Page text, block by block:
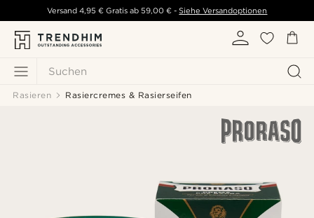
Suchen
Versand 4,95 € Gratis ab 59,00 € - Siehe Versandoptionen
Rasieren Rasiercremes & Rasierseifen